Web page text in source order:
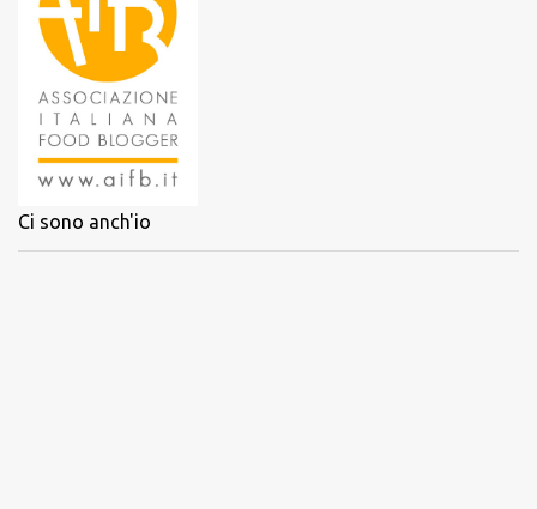
Ci sono anch'io